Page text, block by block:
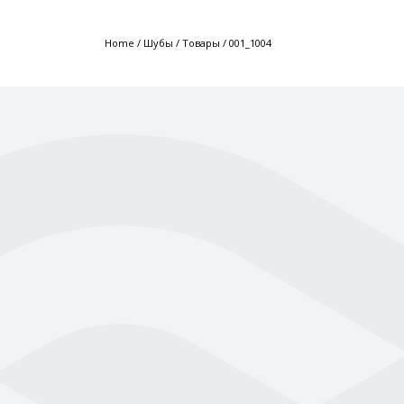
Home / Шубы / Товары / 001_1004